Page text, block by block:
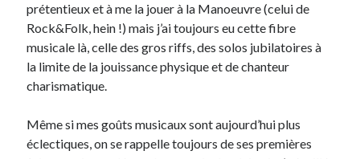
Quel Lyonnais es-tu, Renaud Ducher ?
A quand une véritable place pour le vélo à Caluire dans la Métropole de
Lyon ?
Comment je vis ma vie sur un vélo
Derniers Commentaires
Entretien ménager dansT’as vu quoi ? #52
prétentieux et à me la jouer à la Manoeuvre (celui de
Rock&Folk, hein !) mais j’ai toujours eu cette fibre
musicale là, celle des gros riffs, des solos jubilatoires à
la limite de la jouissance physique et de chanteur
charismatique.
Même si mes goûts musicaux sont aujourd’hui plus
éclectiques, on se rappelle toujours de ses premières